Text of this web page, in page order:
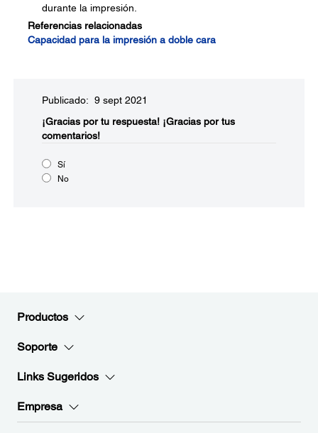
durante la impresión.
Referencias relacionadas
Capacidad para la impresión a doble cara
Publicado: 9 sept 2021
¡Gracias por tu respuesta! ¡Gracias por tus
comentarios!
Sí
No
Productos
Soporte
Links Sugeridos
Empresa